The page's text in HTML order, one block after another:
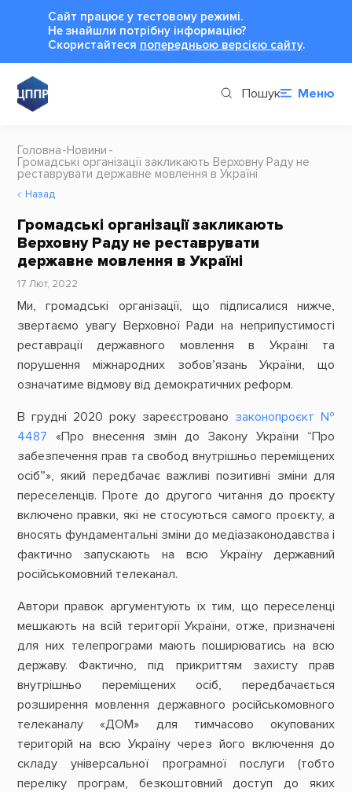
Сайт працює у тестовому режимі.
Не знайшли потрібну інформацію?
Cкористайтеся попередньою версією сайту.
Пошук Меню
Головна Новини
Громадські організації закликають Верховну Раду не
реставрувати державне мовлення в Україні
Назад
Громадські організації закликають
Верховну Раду не реставрувати
державне мовлення в Україні
17 Лют, 2022
Ми, громадські організації, що підписалися нижче,
звертаємо увагу Верховної Ради на неприпустимості
реставрації державного мовлення в Україні та
порушення міжнародних зобов’язань України, що
означатиме відмову від демократичних реформ.
В грудні 2020 року зареєстровано законопроєкт №
4487 «Про внесення змін до Закону України “Про
забезпечення прав та свобод внутрішньо переміщених
осіб”», який передбачає важливі позитивні зміни для
переселенців. Проте до другого читання до проєкту
включено правки, які не стосуються самого проєкту, а
вносять фундаментальні зміни до медіазаконодавства і
фактично запускають на всю Україну державний
російськомовний телеканал.
Автори правок аргументують їх тим, що переселенці
мешкають на всій території України, отже, призначені
для них телепрограми мають поширюватись на всю
державу. Фактично, під прикриттям захисту прав
внутрішньо переміщених осіб, передбачається
розширення мовлення державного російськомовного
телеканалу «ДОМ» для тимчасово окупованих
територій на всю Україну через його включення до
складу універсальної програмної послуги (тобто
переліку програм, безкоштовний доступ до яких